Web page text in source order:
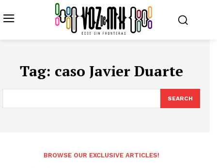
Tag: caso Javier Duarte
SEARCH
BROWSE OUR EXCLUSIVE ARTICLES!